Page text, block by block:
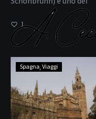
arte
luoghi più iconici e visitati
di Vienna, in Austria….
1
Siviglia
Spagna Viaggi